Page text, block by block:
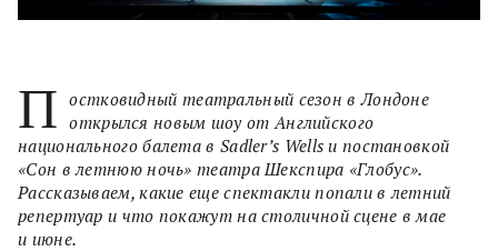
П остковидный театральный сезон в Лондоне
открылся новым шоу от Английского
национального балета в Sadler’s Wells и постановкой
«Сон в летнюю ночь» театра Шекспира «Глобус».
Рассказываем, какие еще спектакли попали в летний
репертуар и что покажут на столичной сцене в мае
и июне.